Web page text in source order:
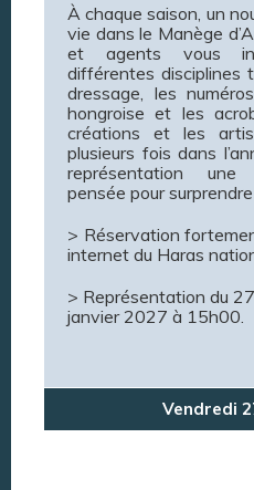
À chaque saison, un
vie dans le Manège
et agents vous
différentes disciplines
dressage, les
hongroise et les
créations et les
plusieurs fois dans
représentation une
pensée pour
> Réservation
internet du Haras
> Représentation du
janvier 2027 à 15h00.
Vendredi